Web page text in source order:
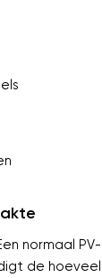
normaal
de